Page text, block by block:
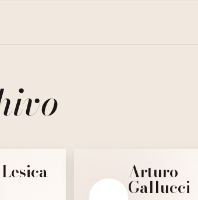
Arturo
Gallucci